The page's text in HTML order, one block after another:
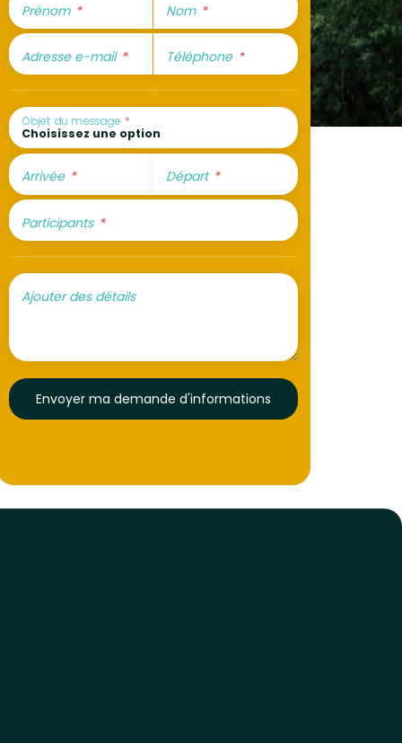
Prénom Nom
Adresse e-mail Téléphone
Objet du message
Arrivée Départ
Participants
Ajouter des détails
Envoyer ma demande d'informations